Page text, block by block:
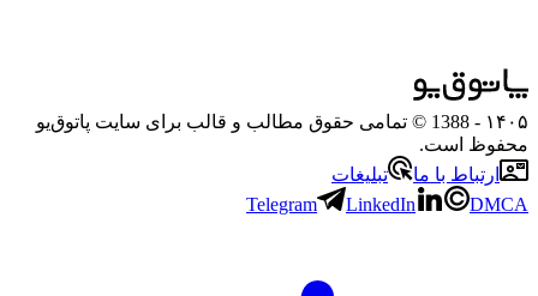
۱۴۰۵
- 1388 © تمامی حقوق مطالب و قالب برای سایت پاتوق‌یو
محفوظ است.
ارتباط با ما
تبلیغات
Telegram
LinkedIn DMCA